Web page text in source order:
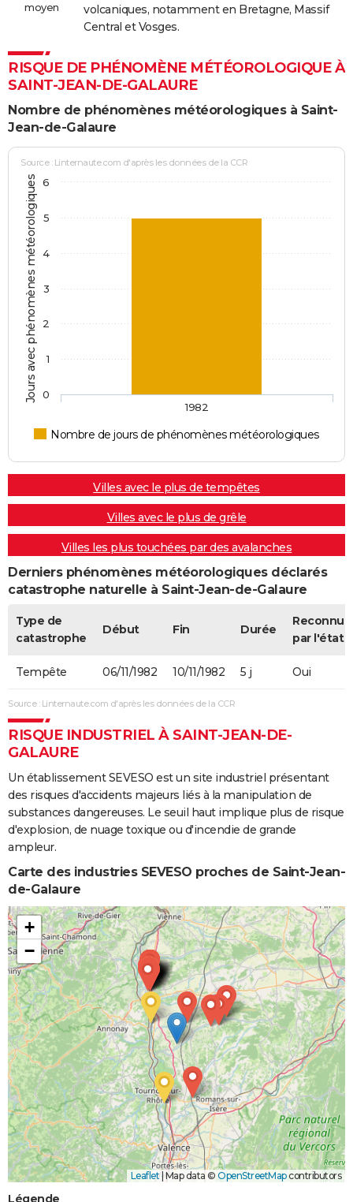
moyen
volcaniques, notamment en Bretagne, Massif
Central et Vosges.
RISQUE DE PHÉNOMÈNE MÉTÉOROLOGIQUE À
SAINT-JEAN-DE-GALAURE
Nombre de phénomènes météorologiques à Saint-
Jean-de-Galaure
Jours avec phénomènes météorologiques
Source : Linternaute.com d'après les données de la CCR
Nombre de jours de phénomènes météorologiques
1982
0
1
2
3
4
5
6
Villes avec le plus de tempêtes
Villes avec le plus de grêle
Villes les plus touchées par des avalanches
Derniers phénomènes météorologiques déclarés
catastrophe naturelle à Saint-Jean-de-Galaure
Type de
catastrophe
Début Fin Durée
Reconnue
par l'état
Tempête 06/11/1982 10/11/1982 5 j Oui
Source : Linternaute.com d'après les données de la CCR
RISQUE INDUSTRIEL À SAINT-JEAN-DE-
GALAURE
Un établissement SEVESO est un site industriel présentant
des risques d'accidents majeurs liés à la manipulation de
substances dangereuses. Le seuil haut implique plus de risque
d'explosion, de nuage toxique ou d'incendie de grande
ampleur.
Carte des industries SEVESO proches de Saint-Jean-
de-Galaure
+
−
Leaflet Map data © OpenStreetMapcontributors
Légende